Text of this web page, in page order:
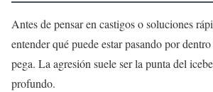
Antes de pensar en castigos o soluciones
entender qué puede estar pasando por
pega. La agresión suele ser la punta del
profundo.